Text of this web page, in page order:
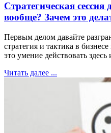
Стратегическая сессия
вообще? Зачем это
Первым делом давайте
стратегия и тактика в
это умение действовать здесь
Читать далее ...